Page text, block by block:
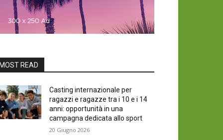
READ
Casting internazionale per
ragazzi e ragazze tra i 10 e i 14
anni: opportunità in una
campagna dedicata allo sport
20 Giugno 2026